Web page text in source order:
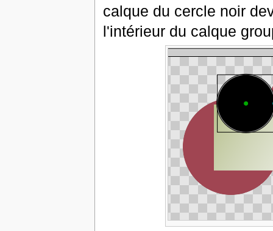
calque du cercle noir
l'intérieur du calque